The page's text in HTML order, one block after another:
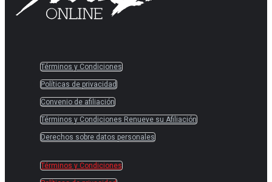
Términos y Condiciones
Políticas de privacidad
Convenio de afiliación
Términos y Condiciones Renueve su Afiliación
Derechos sobre datos personales
Términos y Condiciones